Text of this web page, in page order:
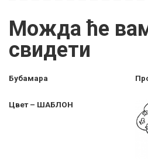
Можда ће
свидети
Бубамара
Цвет – ШАБЛОН